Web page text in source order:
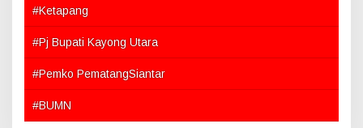
#Ketapang
#Pj Bupati Kayong Utara
#Pemko PematangSiantar
#BUMN